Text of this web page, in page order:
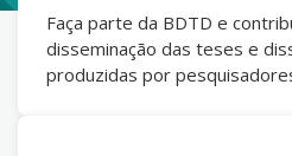
Faça parte da BDTD e
disseminação das teses e
produzidas por